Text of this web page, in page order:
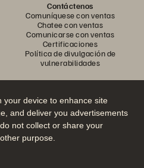
your device to enhance site
and deliver you advertisements
not collect or share your
purpose.
Contáctenos
Comuníquese con ventas
Chatee con ventas
Comunicarse con ventas
Certificaciones
Política de divulgación de
vulnerabilidades
conversación
oficiales de Everpure